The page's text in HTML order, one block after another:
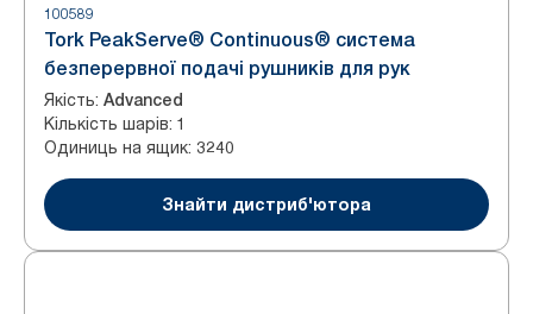
100589
Tork PeakServe® Continuous® система
безперервної подачі рушників для рук
Якість: Advanced
Кількість шарів: 1
Одиниць на ящик: 3240
Знайти дистриб'ютора